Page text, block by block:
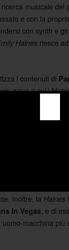
musicale
e con la
con synth e
Haines riesce
i contenuti di
wavea cui i
a tinte synth-
nelle
1 ” rappresenta
Inoltre, la Haines
In Vegas , e di
macchina più